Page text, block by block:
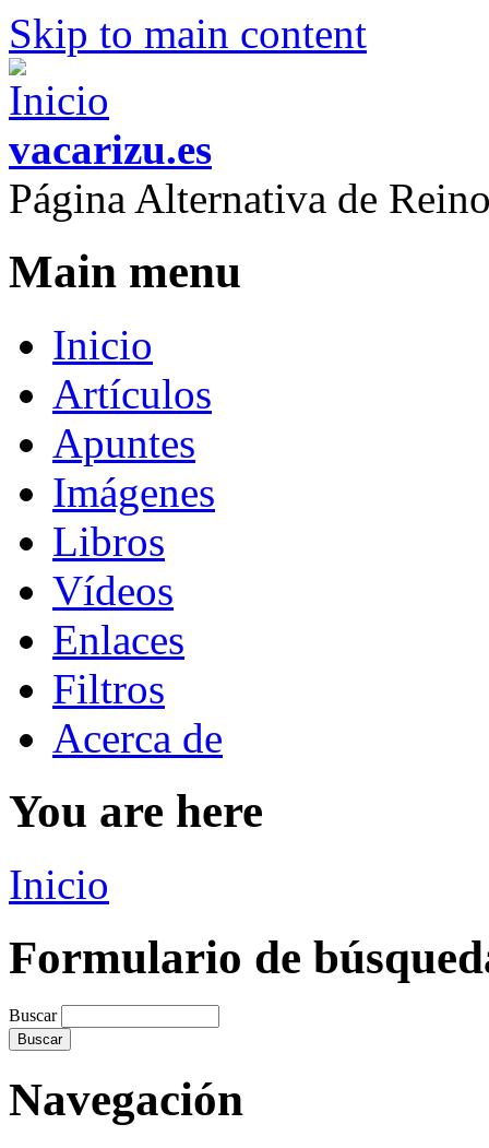
Skip to main content
vacarizu.es
Página Alternativa de
Main menu
Inicio
Artículos
Apuntes
Imágenes
Libros
Vídeos
Enlaces
Filtros
Acerca de
You are here
Inicio
Formulario de
Buscar
Navegación